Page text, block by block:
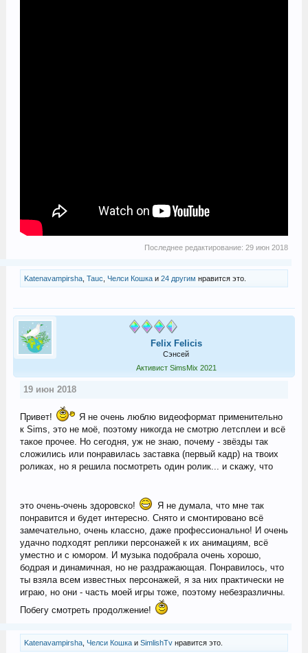
Последнее редактирование:29 июн 2018
Katenavampirsha, Tauc Челси Кошкаи 24 другим нравится это.
Felix Felicis
Сэнсей
Активист SimsMix 2021
19 июн 2018
Привет!
Я не очень люблю видеоформат применительно
к Sims, это не моё, поэтому никогда не смотрю летсплеи и всё
такое прочее. Но сегодня, уж не знаю, почему - звёзды так
сложились или понравилась заставка (первый кадр) на твоих
роликах, но я решила посмотреть один ролик... и скажу, что
это очень-очень здоровско!
Я не думала, что мне так
понравится и будет интересно. Снято и смонтировано всё
замечательно, очень классно, даже профессионально! И очень
удачно подходят реплики персонажей к их анимациям, всё
уместно и с юмором. И музыка подобрала очень хорошо,
бодрая и динамичная, но не раздражающая. Понравилось, что
ты взяла всем известных персонажей, я за них практически не
играю, но они - часть моей игры тоже, поэтому небезразличны.
Побегу смотреть продолжение!
Katenavampirsha, Челси Кошкаи SimlishTvнравится это.